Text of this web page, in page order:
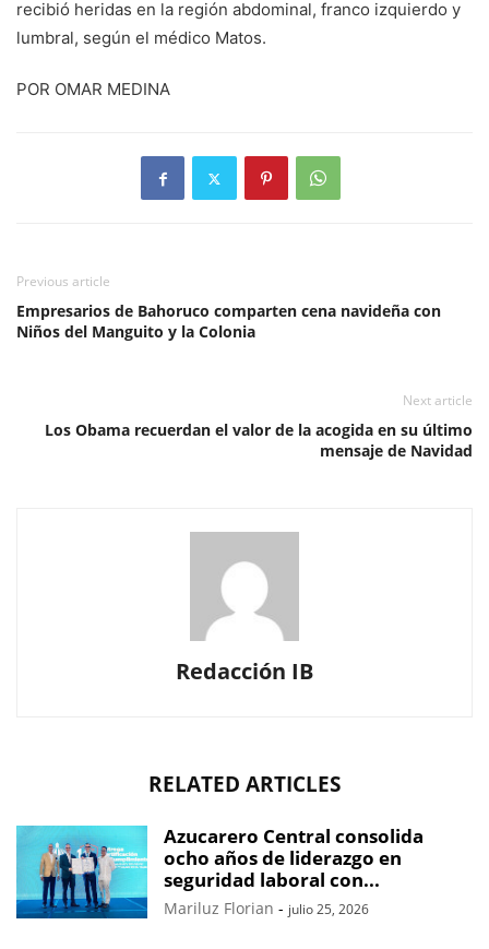
recibió heridas en la región abdominal, franco izquierdo y
lumbral, según el médico Matos.
POR OMAR MEDINA
Previous article
Empresarios de Bahoruco comparten cena navideña con
Niños del Manguito y la Colonia
Next article
Los Obama recuerdan el valor de la acogida en su último
mensaje de Navidad
Redacción IB
RELATED ARTICLES
Azucarero Central consolida
ocho años de liderazgo en
seguridad laboral con...
Mariluz Florian - julio 25, 2026